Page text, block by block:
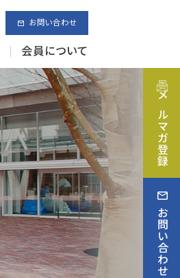
お問い合わせ
会員について
メルマガ登録
お問い合わせ